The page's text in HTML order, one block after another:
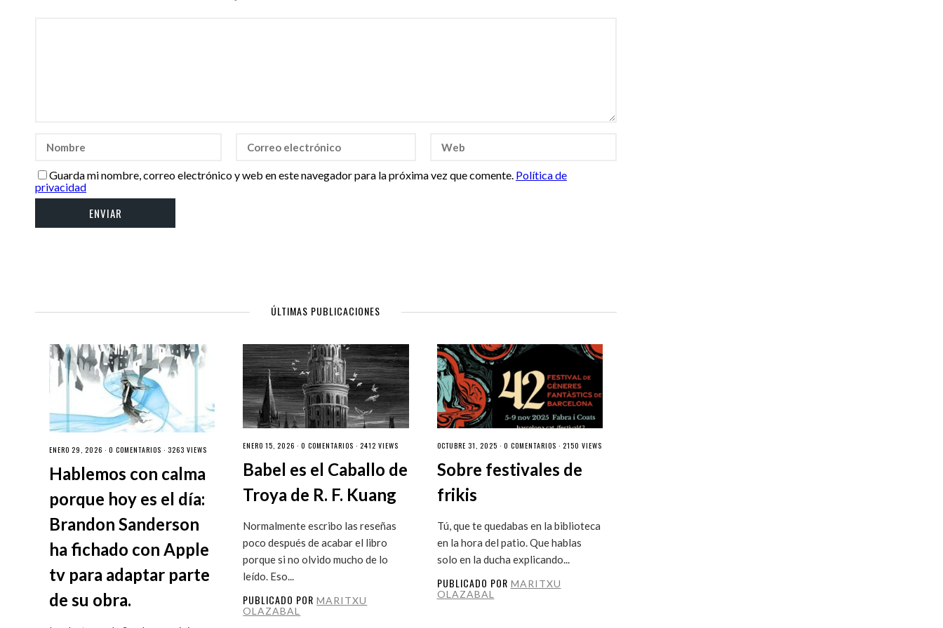
Guarda mi nombre, correo electrónico y web en este navegador para la próxima vez que comente. Política de
privacidad
ÚLTIMAS PUBLICACIONES
ENERO 29, 2026 · 0 COMENTARIOS · 3263 VIEWS
Hablemos con calma
porque hoy es el día:
Brandon Sanderson
ha fichado con Apple
tv para adaptar parte
de su obra.
ENERO 15, 2026 ·0 COMENTARIOS · 2412 VIEWS
Babel es el Caballo de
Troya de R. F. Kuang
Normalmente escribo las reseñas
poco después de acabar el libro
porque si no olvido mucho de lo
leído. Eso...
PUBLICADO PORMARITXU
OLAZABAL
OCTUBRE 31, 2025 · 0 COMENTARIOS · 2150 VIEWS
Sobre festivales de
frikis
Tú, que te quedabas en la biblioteca
en la hora del patio. Que hablas
solo en la ducha explicando...
PUBLICADO POR MARITXU
OLAZABAL